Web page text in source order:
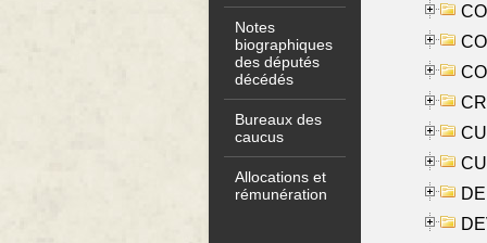
Notes
biographiques
des députés
décédés
Bureaux des
caucus
Allocations et
rémunération